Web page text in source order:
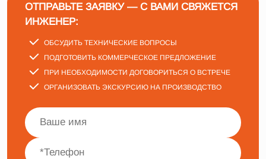
ОТПРАВЬТЕ ЗАЯВКУ — С ВАМИ СВЯЖЕТСЯ
ИНЖЕНЕР:
ОБСУДИТЬ ТЕХНИЧЕСКИЕ ВОПРОСЫ
ПОДГОТОВИТЬ КОММЕРЧЕСКОЕ ПРЕДЛОЖЕНИЕ
ПРИ НЕОБХОДИМОСТИ ДОГОВОРИТЬСЯ О ВСТРЕЧЕ
ОРГАНИЗОВАТЬ ЭКСКУРСИЮ НА ПРОИЗВОДСТВО